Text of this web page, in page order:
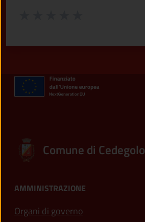
Comune di Cedegolo
AMMINISTRAZIONE
Organi di governo